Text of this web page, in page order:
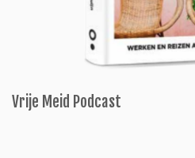
Vrije Meid Podcast